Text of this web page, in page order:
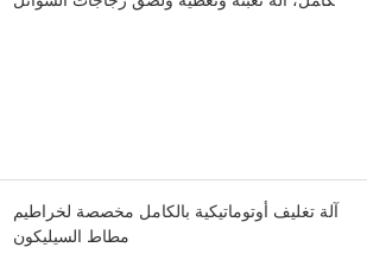
آلة تغليف أوتوماتيكية بالكامل مخصصة لخراطيم
مطاط السيليكون